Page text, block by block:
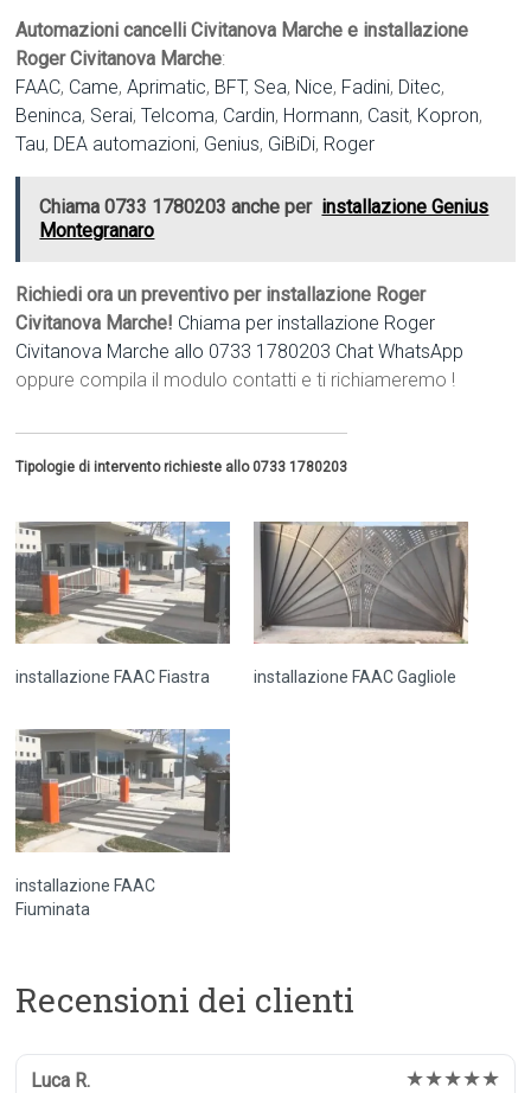
Automazioni cancelli Civitanova Marche e installazione
Roger Civitanova Marche:
FAAC, Came,Aprimatic, BFT, Sea, Nice, Fadini, Ditec,
Beninca, Serai,Telcoma, Cardin, Hormann, Casit, Kopron,
Tau, DEA automazioni, Genius, GiBiDi, Roger
Chiama 0733 1780203 anche per installazione Genius
Montegranaro
Richiedi ora un preventivo per installazione Roger
Civitanova Marche! Chiama per installazione Roger
Civitanova Marche allo 0733 1780203 Chat WhatsApp
oppure compila il modulo contatti e ti richiameremo !
Tipologie di intervento richieste allo 0733 1780203
installazione FAAC Fiastra installazione FAAC Gagliole
installazione FAAC
Fiuminata
Recensioni dei clienti
Luca R. ★★★★★